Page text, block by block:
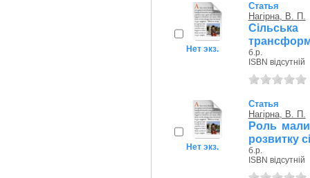
Нет экз.
Статья
Нагірна, В. П.
б.р.
ISBN відсутній
Нет экз.
Статья
Нагірна, В. П.
Роль
розвитку
б.р.
ISBN відсутній